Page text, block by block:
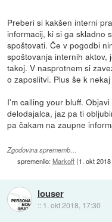
Preberi si kakšen interni
informacij, ki si ga skladno
spoštovati. Če v pogodbi
spoštovanja internih aktov,
takoj. V nasprotnem si
o zaposlitvi. Plus še k
I'm calling your bluff.
delodajalca, jaz pa ti
pa čakam na zaupne
Zgodovina sprememb…
spremenilo:Markoff(1. okt
louser
:: 1. okt 2018, 17:30